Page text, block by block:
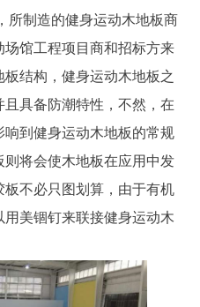
所制造的健身运动木地板商
馆工程项目商和招标方来
结构，健身运动木地板之
具备防潮特性，不然，在
到健身运动木地板的常规
将会使木地板在应用中发
不必只图划算，由于有机
美锢钉来联接健身运动木